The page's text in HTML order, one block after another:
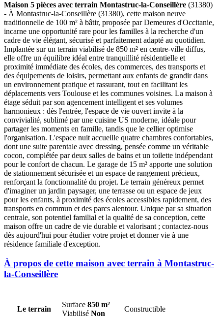
Maison 5 pièces avec terrain Montastruc-la-Conseillère (31380)
- À Montastruc-la-Conseillère (31380), cette maison neuve
traditionnelle de 100 m² à bâtir, proposée par Demeures d'Occitanie,
incarne une opportunité rare pour les familles à la recherche d'un
cadre de vie élégant, sécurisé et parfaitement adapté au quotidien.
Implantée sur un terrain viabilisé de 850 m² en centre-ville diffus,
elle offre un équilibre idéal entre tranquillité résidentielle et
proximité immédiate des écoles, des commerces, des transports et
des équipements de loisirs, permettant aux enfants de grandir dans
un environnement pratique et rassurant, tout en facilitant les
déplacements vers Toulouse et les communes voisines. La maison à
étage séduit par son agencement intelligent et ses volumes
harmonieux : dès l'entrée, l'espace de vie ouvert invite à la
convivialité, sublimé par une cuisine US moderne, idéale pour
partager les moments en famille, tandis que le cellier optimise
l'organisation. L'espace nuit accueille quatre chambres confortables,
dont une suite parentale avec dressing, pensée comme un véritable
cocon, complétée par deux salles de bains et un toilette indépendant
pour le confort de chacun. Le garage de 15 m² apporte une solution
de stationnement sécurisée et un espace de rangement précieux,
renforçant la fonctionnalité du projet. Le terrain généreux permet
d'imaginer un jardin paysager, une terrasse ou un espace de jeux
pour les enfants, à proximité des écoles accessibles rapidement, des
transports en commun et des parcs alentour. Unique par sa situation
centrale, son potentiel familial et la qualité de sa conception, cette
maison offre un cadre de vie durable et valorisant ; contactez-nous
dès aujourd'hui pour étudier votre projet et donner vie à une
résidence familiale d'exception.
À propos de cette maison avec terrain à Montastruc-
la-Conseillère
Le terrain
Surface 850 m²
Viabilisé Non
Constructible